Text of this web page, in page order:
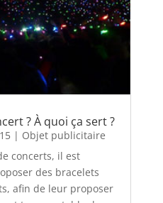
? À quoi ça sert ?
| Objet publicitaire
concerts, il est
des bracelets
afin de leur proposer